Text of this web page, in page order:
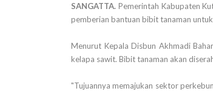
SANGATTA. Pemerintah Kabupaten
pemberian bantuan bibit tanaman
Menurut Kepala Disbun Akhmadi
kelapa sawit. Bibit tanaman akan
"Tujuannya memajukan sektor